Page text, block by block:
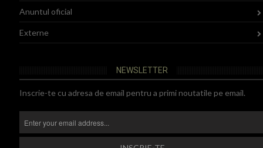
Anuntul oficial
Externe
NEWSLETTER
Inscrie-te cu adresa de email pentru a primi noutatile pe email.